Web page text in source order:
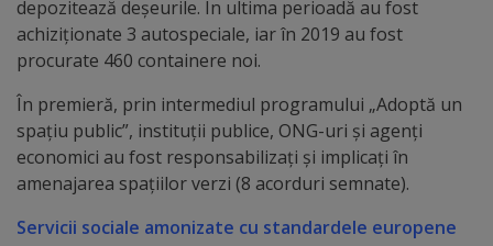
în
grădiniță/Plăți
Înterprinderi
municipale
Comgaz-
depozitează deșeurile. În ultima perioadă au fost
achiziționate 3 autospeciale, iar în 2019 au fost
procurate 460 containere noi.
În premieră, prin intermediul programului „Adoptă un
spațiu public”, instituții publice, ONG-uri și agenți
economici au fost responsabilizați și implicați în
amenajarea spațiilor verzi (8 acorduri semnate).
Servicii sociale amonizate cu standardele europene